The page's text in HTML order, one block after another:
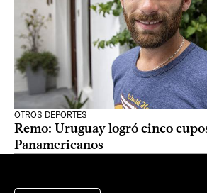
OTROS DEPORTES
Remo: Uruguay logró cinco
Panamericanos